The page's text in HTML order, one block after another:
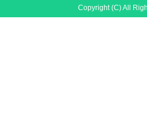
Copyright (C) All